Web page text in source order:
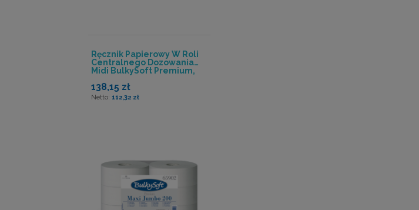
Ręcznik Papierowy W Roli
Centralnego Dozowania
Midi BulkySoft Premium,
Rolek
138,15 zł
112,32 zł